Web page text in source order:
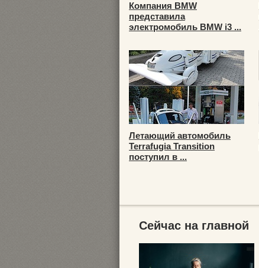
Компания BMW
представила
электромобиль BMW i3 ...
Летающий автомобиль
Terrafugia Transition
поступил в ...
Сейчас на главной